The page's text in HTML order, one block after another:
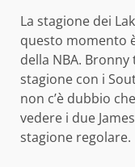
La stagione dei
questo momento
della NBA.
stagione con i
non c’è dubbio
vedere i due
stagione regolare.